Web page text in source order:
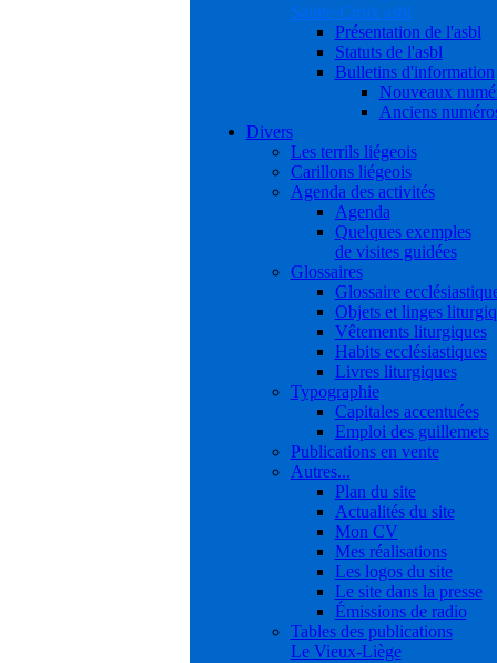
Sainte-Croix asbl
Présentation de l'asbl
Statuts de l'asbl
Bulletins d'information
Nouveaux
Anciens
Divers
Les terrils liégeois
Carillons liégeois
Agenda des activités
Agenda
Quelques exemples
de visites guidées
Glossaires
Glossaire
Objets et linges
Vêtements liturgiques
Habits ecclésiastiques
Livres liturgiques
Typographie
Capitales accentuées
Emploi des guillemets
Publications en vente
Autres...
Plan du site
Actualités du site
Mon CV
Mes réalisations
Les logos du site
Le site dans la presse
Émissions de radio
Tables des publications
Le Vieux-Liège